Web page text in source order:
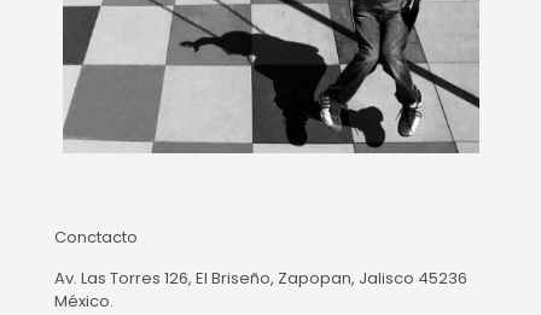
Conctacto
Av. Las Torres 126, El Briseño, Zapopan, Jalisco 45236
México.